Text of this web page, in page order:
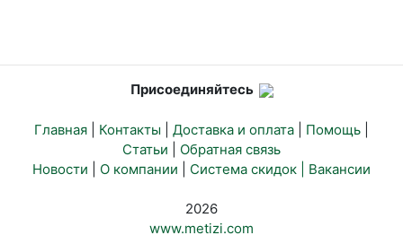
Присоединяйтесь
Главная Контакты Доставка и оплата Помощь
Статьи
Обратная связь
Новости
О компании Система скидок | Вакансии
2026
www.metizi.com